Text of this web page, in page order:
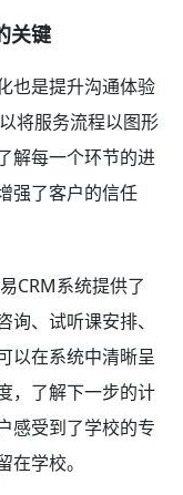
关键
也是提升沟通体验
将服务流程以图形
解每一个环节的进
强了客户的信任
CRM系统提供了
、试听课安排、
以在系统中清晰呈
，了解下一步的计
感受到了学校的专
学校。